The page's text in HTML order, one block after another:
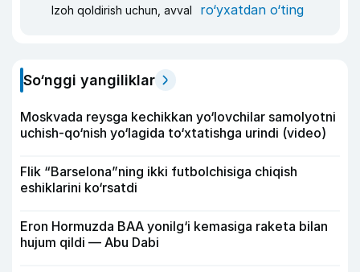
Izoh qoldirish uchun, avval ro‘yxatdan o‘ting
So‘nggi yangiliklar
Moskvada reysga kechikkan yo‘lovchilar samolyotni
uchish-qo‘nish yo‘lagida to‘xtatishga urindi (video)
Flik “Barselona”ning ikki futbolchisiga chiqish
eshiklarini ko‘rsatdi
Eron Hormuzda BAA yonilg‘i kemasiga raketa bilan
hujum qildi — Abu Dabi